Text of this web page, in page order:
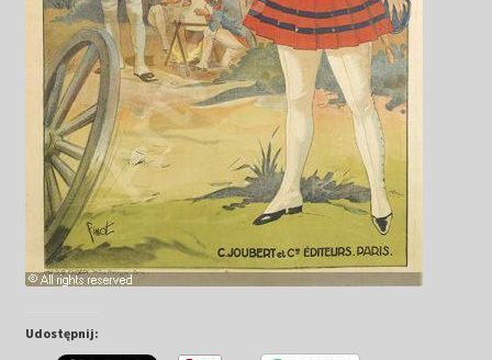
O mnie
GalleryStore
Udostępnij: